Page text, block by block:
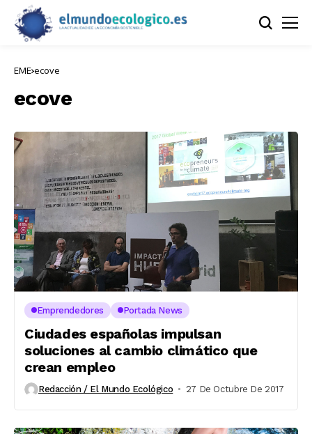
EME ecove
ecove
Emprendedores Portada News
Ciudades españolas impulsan
soluciones al cambio climático que
crean empleo
Redacción / El Mundo Ecológico 27 De Octubre De 2017